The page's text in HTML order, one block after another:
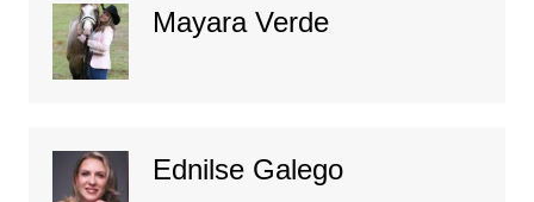
Mayara Verde
Ednilse Galego